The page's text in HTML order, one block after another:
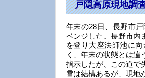
戸隠高原現地調
年末の28日、長野市
ベンジした。長野市内
を登り大座法師池に
く、年末の状態とは違
指示したが、この道で
雪は結構あるが、現地